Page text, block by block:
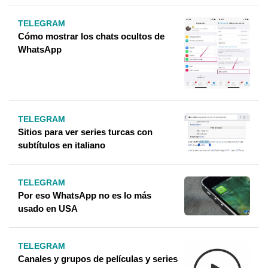
TELEGRAM
Cómo mostrar los chats ocultos de
WhatsApp
TELEGRAM
Sitios para ver series turcas con
subtítulos en italiano
TELEGRAM
Por eso WhatsApp no ​​es lo más
usado en USA
TELEGRAM
Canales y grupos de películas y series